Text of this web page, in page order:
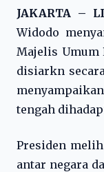
JAKARTA –
Widodo
Majelis Umum
disiarkn
tengah
Presiden
antar negara